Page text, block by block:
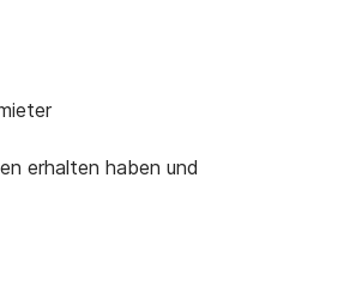
erhalten haben und